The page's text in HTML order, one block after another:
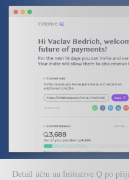
Detail účtu na Initiative Q po